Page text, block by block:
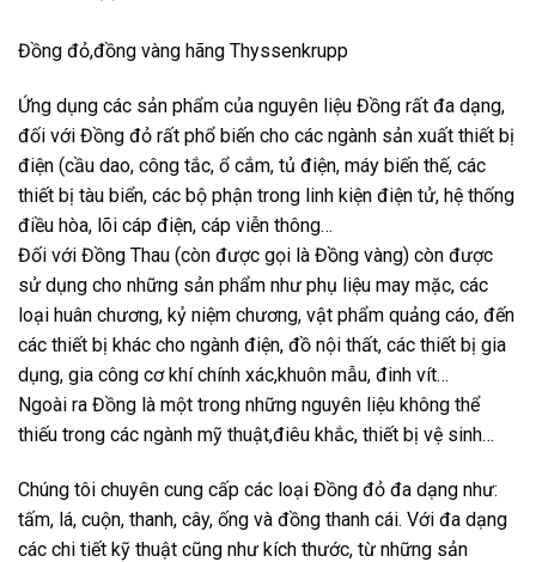
Đồng đỏ,đồng vàng hãng Thyssenkrupp
Ứng dụng các sản phẩm của nguyên liệu Đồng rất đa dạng,
đối với Đồng đỏ rất phổ biến cho các ngành sản xuất thiết bị
điện (cầu dao, công tắc, ổ cắm, tủ điện, máy biến thế, các
thiết bị tàu biển, các bộ phận trong linh kiện điện tử, hệ thống
điều hòa, lõi cáp điện, cáp viễn thông…
Đối với Đồng Thau (còn được gọi là Đồng vàng) còn được
sử dụng cho những sản phẩm như phụ liệu may mặc, các
loại huân chương, kỷ niệm chương, vật phẩm quảng cáo, đến
các thiết bị khác cho ngành điện, đồ nội thất, các thiết bị gia
dụng, gia công cơ khí chính xác,khuôn mẫu, đinh vít…
Ngoài ra Đồng là một trong những nguyên liệu không thể
thiếu trong các ngành mỹ thuật,điêu khắc, thiết bị vệ sinh…
Chúng tôi chuyên cung cấp các loại Đồng đỏ đa dạng như:
tấm, lá, cuộn, thanh, cây, ống và đồng thanh cái. Với đa dạng
các chi tiết kỹ thuật cũng như kích thước, từ những sản